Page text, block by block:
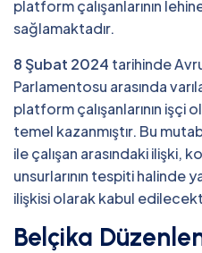
platform çalışanlarının
sağlamaktadır.
8 Şubat 2024 tarihinde
Parlamentosu arasında
platform çalışanlarının işçi
temel kazanmıştır. Bu
ile çalışan arasındaki ilişki,
unsurlarının tespiti halinde
ilişkisi olarak kabul
Belçika